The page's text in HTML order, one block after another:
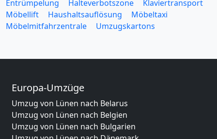
Entrümpelung
Halteverbotszone
Klaviertransport
Möbellift
Haushaltsauflösung
Möbeltaxi
Möbelmitfahrzentrale
Umzugskartons
Europa-Umzüge
Umzug von Lünen nach Belarus
Umzug von Lünen nach Belgien
Umzug von Lünen nach Bulgarien